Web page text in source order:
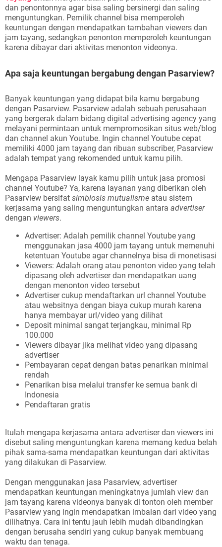
dan penontonnya agar bisa saling bersinergi dan saling
menguntungkan. Pemilik channel bisa memperoleh
keuntungan dengan mendapatkan tambahan viewers dan
jam tayang, sedangkan penonton memperoleh keuntungan
karena dibayar dari aktivitas menonton videonya.
Apa saja keuntungan bergabung dengan Pasarview?
Banyak keuntungan yang didapat bila kamu bergabung
dengan Pasarview. Pasarview adalah sebuah perusahaan
yang bergerak dalam bidang digital advertising agency yang
melayani permintaan untuk mempromosikan situs web/blog
dan channel akun Youtube. Ingin channel Youtube cepat
memiliki 4000 jam tayang dan ribuan subscriber, Pasarview
adalah tempat yang rekomended untuk kamu pilih.
Mengapa Pasarview layak kamu pilih untuk jasa promosi
channel Youtube? Ya, karena layanan yang diberikan oleh
Pasarview bersifat simbiosis mutualisme atau sistem
kerjasama yang saling menguntungkan antara advertiser
dengan viewers.
Advertiser: Adalah pemilik channel Youtube yang
menggunakan jasa 4000 jam tayang untuk memenuhi
ketentuan Youtube agar channelnya bisa di monetisasi
Viewers: Adalah orang atau penonton video yang telah
dipasang oleh advertiser dan mendapatkan uang
dengan menonton video tersebut
Advertiser cukup mendaftarkan url channel Youtube
atau websitnya dengan biaya cukup murah karena
hanya membayar url/video yang dilihat
Deposit minimal sangat terjangkau, minimal Rp
100.000
Viewers dibayar jika melihat video yang dipasang
advertiser
Pembayaran cepat dengan batas penarikan minimal
rendah
Penarikan bisa melalui transfer ke semua bank di
Indonesia
Pendaftaran gratis
Itulah mengapa kerjasama antara advertiser dan viewers ini
disebut saling menguntungkan karena memang kedua belah
pihak sama-sama mendapatkan keuntungan dari aktivitas
yang dilakukan di Pasarview.
Dengan menggunakan jasa Pasarview, advertiser
mendapatkan keuntungan meningkatnya jumlah view dan
jam tayang karena videonya banyak di tonton oleh member
Pasarview yang ingin mendapatkan imbalan dari video yang
dilihatnya. Cara ini tentu jauh lebih mudah dibandingkan
dengan berusaha sendiri yang cukup banyak membuang
waktu dan tenaga.